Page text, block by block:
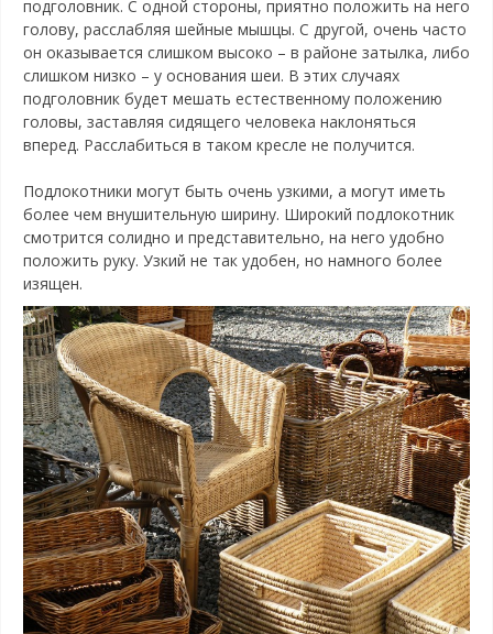
подголовник. С одной стороны, приятно положить на него
голову, расслабляя шейные мышцы. С другой, очень часто
он оказывается слишком высоко – в районе затылка, либо
слишком низко – у основания шеи. В этих случаях
подголовник будет мешать естественному положению
головы, заставляя сидящего человека наклоняться
вперед. Расслабиться в таком кресле не получится.
Подлокотники могут быть очень узкими, а могут иметь
более чем внушительную ширину. Широкий подлокотник
смотрится солидно и представительно, на него удобно
положить руку. Узкий не так удобен, но намного более
изящен.